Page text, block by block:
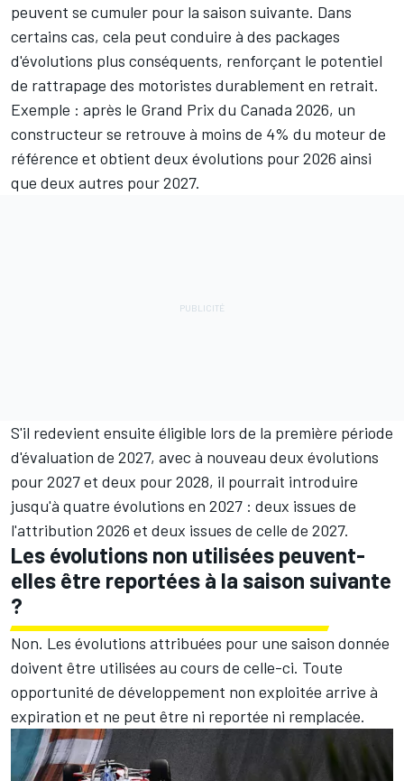
peuvent se cumuler pour la saison suivante. Dans
certains cas, cela peut conduire à des packages
d'évolutions plus conséquents, renforçant le potentiel
de rattrapage des motoristes durablement en retrait.
Exemple : après le Grand Prix du Canada 2026, un
constructeur se retrouve à moins de 4% du moteur de
référence et obtient deux évolutions pour 2026 ainsi
que deux autres pour 2027.
S'il redevient ensuite éligible lors de la première période
d'évaluation de 2027, avec à nouveau deux évolutions
pour 2027 et deux pour 2028, il pourrait introduire
jusqu'à quatre évolutions en 2027 : deux issues de
l'attribution 2026 et deux issues de celle de 2027.
Les évolutions non utilisées peuvent-
elles être reportées à la saison suivante
?
Non. Les évolutions attribuées pour une saison donnée
doivent être utilisées au cours de celle-ci. Toute
opportunité de développement non exploitée arrive à
expiration et ne peut être ni reportée ni remplacée.